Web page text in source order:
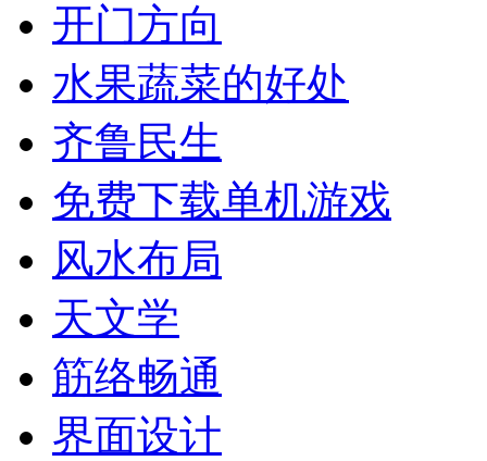
开门方向
水果蔬菜的好处
齐鲁民生
免费下载单机游戏
风水布局
天文学
筋络畅通
界面设计